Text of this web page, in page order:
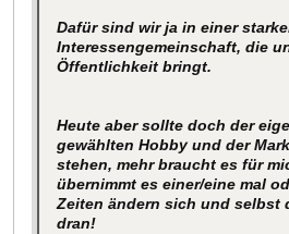
Dafür sind wir ja in einer
Interessengemeinschaft, die
Öffentlichkeit bringt.
Heute aber sollte doch der
gewählten Hobby und der
stehen, mehr braucht es für
übernimmt es einer/eine mal
Zeiten ändern sich und selbst
dran!